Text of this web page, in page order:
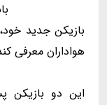
بازیکن جدید
هواداران معرفی
این دو بازیکن